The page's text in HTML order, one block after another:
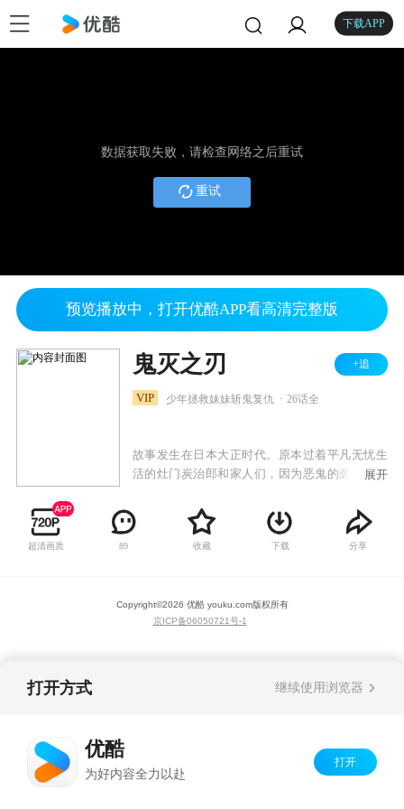
下载APP
数据获取失败，请检查网络之后重试
重试
预览播放中，打开优酷APP看高清完整版
鬼灭之刃 +追
VIP 少年拯救妹妹斩鬼复仇 26话全
故事发生在日本大正时代。原本过着平凡无忧生
活的灶门炭治郎和家人们，因为恶鬼的袭击而人
害，而幸存的妹妹祢豆子受到鬼舞辻无惨之血的
影响也化身恶鬼。为了给家人们报仇，并且解救
妹妹，炭治郎拜入鳞泷左近次门下学习剑术，并
平伊之助等伙伴，也在试炼修行的过程中，注定
要完成和鬼之始祖鬼舞辻无惨的宿命对决。
展开
超清画质 89 收藏 下载 分享
Copyright©2026 优酷 youku.com版权所有
京ICP备06050721号-1
打开方式 继续使用浏览器
优酷
为好内容全力以赴
打开